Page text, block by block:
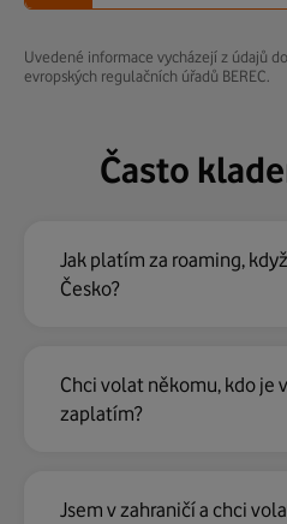
Uvedené informace vycházejí z údajů
evropských regulačních úřadů BEREC.
Často
Jak platím za roaming,
Česko?
Chci volat někomu, kdo je
zaplatím?
Jsem v zahraničí a chci